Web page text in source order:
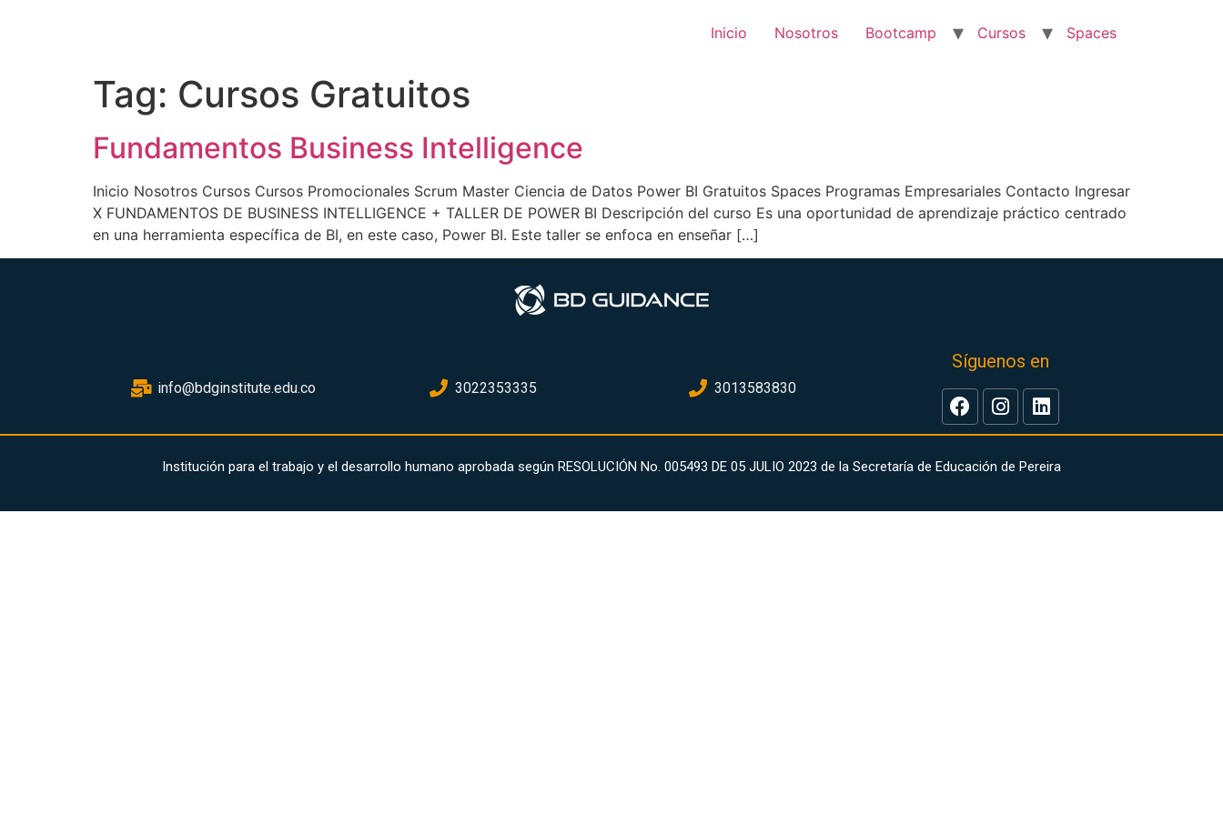
Inicio Nosotros Bootcamp Cursos Spaces
Tag: Cursos Gratuitos
Fundamentos Business Intelligence
Inicio Nosotros Cursos Cursos Promocionales Scrum Master Ciencia de Datos Power BI Gratuitos Spaces Programas Empresariales Contacto Ingresar
X FUNDAMENTOS DE BUSINESS INTELLIGENCE + TALLER DE POWER BI Descripción del curso Es una oportunidad de aprendizaje práctico centrado
en una herramienta específica de BI, en este caso, Power BI. Este taller se enfoca en enseñar […]
info@bdginstitute.edu.co 3022353335 3013583830
Síguenos en
Institución para el trabajo y el desarrollo humano aprobada según RESOLUCIÓN No. 005493 DE 05 JULIO 2023 de la Secretaría de Educación de Pereira